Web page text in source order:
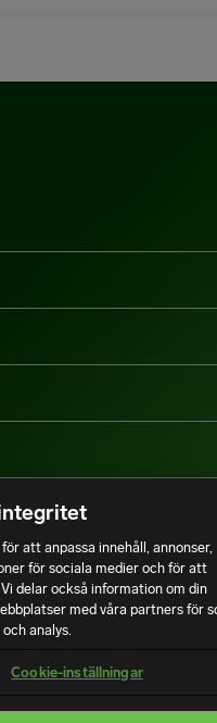
Alla rättigheter
| Användning av cookies | Bli
att anpassa innehåll, annonser,
för sociala medier och för att
delar också information om din
med våra partners för
analys.
Cookie-inställningar